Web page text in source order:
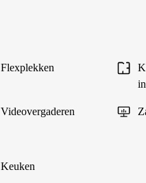
Flexplekken
Videovergaderen
Keuken